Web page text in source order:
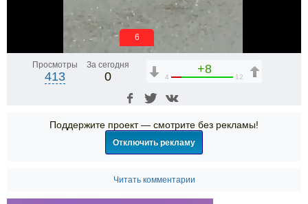
6
Просмотры
413
За сегодня
0
+8
4 12
Поддержите проект — смотрите без рекламы!
Отключить рекламу
Читать комментарии